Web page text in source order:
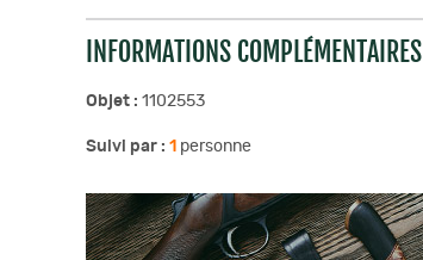
INFORMATIONS COMPLÉMENTAIRES
Objet : 1102553
Suivi par : 1 personne